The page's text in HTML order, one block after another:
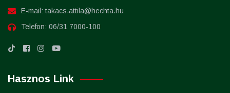
E-mail: takacs.attila@hechta.hu
Telefon: 06/31 7000-100
Hasznos Link